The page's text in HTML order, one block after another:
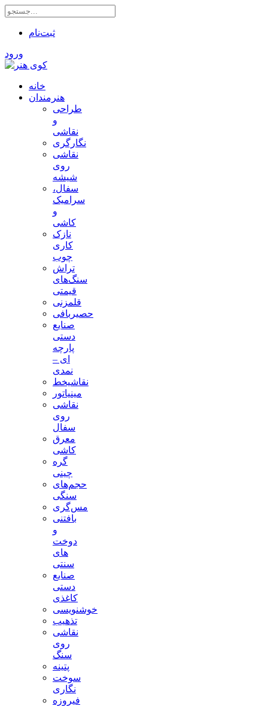
ثبت‌نام
ورود
خانه
هنرمندان
طراحی
و
نقاشی
نگارگری
نقاشی
روی
شیشه
سفال،
سرامیک
و
کاشی
نازک
کاری
چوب
تراش
سنگ‌های
قیمتی
قلمزنی
حصیربافی
صنایع
دستی
پارچه
ای –
نمدی
نقاشیخط
مینیاتور
نقاشی
روی
سفال
معرق
کاشی
گره
چینی
حجم‌های
سنگی
مس‌گری
بافتنی‌
و
دوخت
های
سنتی
صنایع
دستی
کاغذی
خوشنویسی
تذهیب
نقاشی
روی
سنگ
پتینه
سوخت
نگاری
فیروزه